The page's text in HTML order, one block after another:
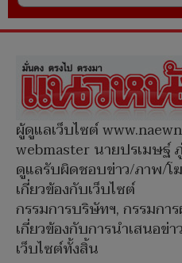
ผู้ดูแลเว็บไซต์
webmaster นายปรเมษฐ์
ดูแลรับผิดชอบข่าว/ภาพ/
เกี่ยวข้องกับเว็บไซต์
กรรมการบริษัทฯ, กรรมกา
เกี่ยวข้องกับการนำเสนอข่
เว็บไซต์ทั้งสิ้น